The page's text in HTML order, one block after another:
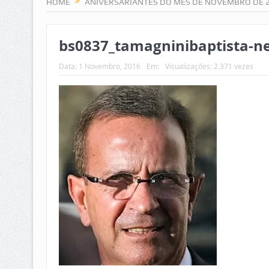
bs0837_tamagninibaptista-
Data: 1 Novembro, 2016 Em: Visualizações: 2.371 vezes